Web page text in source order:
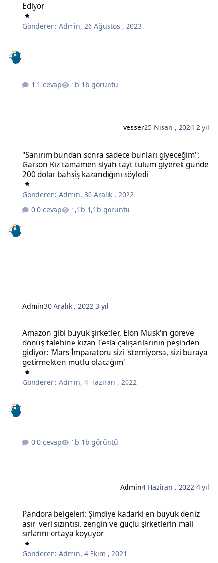
Ediyor
Gönderen:Admin, 26 Ağustos , 2023
1 cevap 1b görüntü
vesser25 Nisan , 2024 2 yıl
"Sanırım bundan sonra sadece bunları giyeceğim":
Garson Kız tamamen siyah tayt tulum giyerek günde
200 dolar bahşiş kazandığını söyledi
Gönderen:Admin,30 Aralık , 2022
0 cevap
1,1b görüntü
Admin30 Aralık , 20223 yıl
Amazon gibi büyük şirketler, Elon Musk'ın göreve
dönüş talebine kızan Tesla çalışanlarının peşinden
gidiyor: 'Mars İmparatoru sizi istemiyorsa, sizi buraya
getirmekten mutlu olacağım'
Gönderen:Admin,4 Haziran , 2022
0 cevap 1b görüntü
Admin4 Haziran , 2022 4 yıl
Pandora belgeleri: Şimdiye kadarki en büyük deniz
aşırı veri sızıntısı, zengin ve güçlü şirketlerin mali
sırlarını ortaya koyuyor
Gönderen:Admin,4 Ekim , 2021